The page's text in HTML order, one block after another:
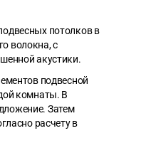
потолков в
волокна, с
акустики.
подвесной
комнаты. В
Затем
расчету в